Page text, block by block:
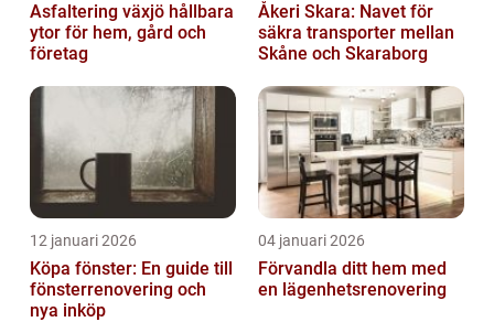
Asfaltering växjö hållbara
ytor för hem, gård och
företag
Åkeri Skara: Navet för
säkra transporter mellan
Skåne och Skaraborg
12 januari 2026
Köpa fönster: En guide till
fönsterrenovering och
nya inköp
04 januari 2026
Förvandla ditt hem med
en lägenhetsrenovering